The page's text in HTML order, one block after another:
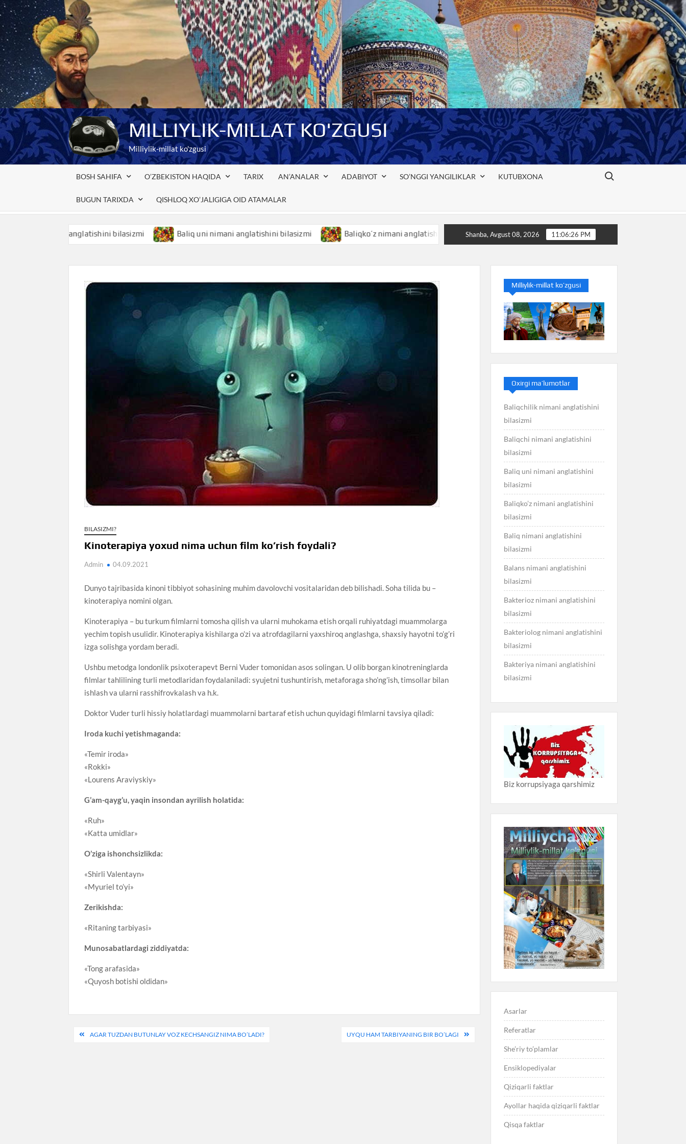
Skip
to
content
MILLIYLIK-MILLAT KO'ZGUSI
Milliylik-millat ko'zgusi
BOSH SAHIFA O’ZBEKISTON HAQIDA TARIX AN’ANALAR ADABIYOT SO’NGGI YANGILIKLAR KUTUBXONA
BUGUN TARIXDA QISHLOQ XO’JALIGIGA OID ATAMALAR
Search for:
nimani anglatishini bilasizmi Baliq uni nimani anglatishini bilasizmi Baliqko’z nimani anglatishini bilasizmi Baliq nimani anglatishini bilasizmi
Shanba, Avgust 08, 2026 11:06:27 PM
BILASIZMI?
Kinoterapiya yoxud nima uchun film ko’rish foydali?
Admin 04.09.2021
Dunyo tajribasida kinoni tibbiyot sohasining muhim davolovchi vositalaridan deb bilishadi. Soha tilida bu –
kinoterapiya nomini olgan.
Kinoterapiya – bu turkum filmlarni tomosha qilish va ularni muhokama etish orqali ruhiyatdagi muammolarga
yechim topish usulidir. Kinoterapiya kishilarga o’zi va atrofdagilarni yaxshiroq anglashga, shaxsiy hayotni to’g’ri
izga solishga yordam beradi.
Ushbu metodga londonlik psixoterapevt Berni Vuder tomonidan asos solingan. U olib borgan kinotreninglarda
filmlar tahlilining turli metodlaridan foydalaniladi: syujetni tushuntirish, metaforaga sho’ng’ish, timsollar bilan
ishlash va ularni rasshifrovkalash va h.k.
Doktor Vuder turli hissiy holatlardagi muammolarni bartaraf etish uchun quyidagi filmlarni tavsiya qiladi:
Iroda kuchi yetishmaganda:
«Temir iroda»
«Rokki»
«Lourens Araviyskiy»
G’am-qayg’u, yaqin insondan ayrilish holatida:
«Ruh»
«Katta umidlar»
O’ziga ishonchsizlikda:
«Shirli Valentayn»
«Myuriel to’yi»
Zerikishda:
«Ritaning tarbiyasi»
Munosabatlardagi ziddiyatda:
«Tong arafasida»
«Quyosh botishi oldidan»
PostAGAR TUZDAN BUTUNLAY VOZ KECHSANGIZ NIMA BO’LADI? UYQU HAM TARBIYANING BIR BO’LAGI
Milliylik-millat ko’zgusi
Oxirgi ma’lumotlar
Baliqchilik nimani anglatishini
bilasizmi
Baliqchi nimani anglatishini
bilasizmi
Baliq uni nimani anglatishini
bilasizmi
Baliqko’z nimani anglatishini
bilasizmi
Baliq nimani anglatishini
bilasizmi
Balans nimani anglatishini
bilasizmi
Bakterioz nimani anglatishini
bilasizmi
Bakteriolog nimani anglatishini
bilasizmi
Bakteriya nimani anglatishini
bilasizmi
Biz korrupsiyaga qarshimiz
Asarlar
Referatlar
She’riy to’plamlar
Ensiklopediyalar
Qiziqarli faktlar
Ayollar haqida qiziqarli faktlar
Qisqa faktlar